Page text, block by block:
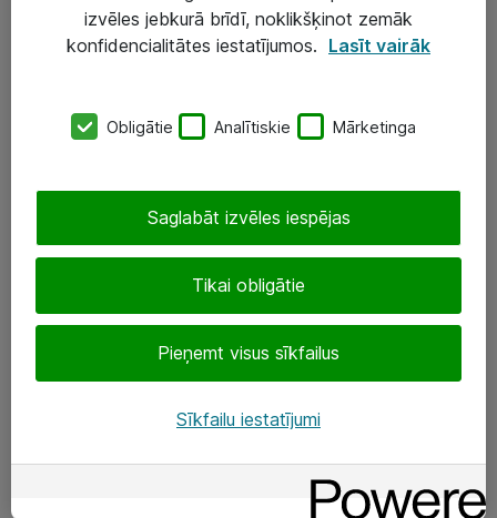
Darba vietu IT risinājumi
SIA „ATEA”
+(371) 67 81 90 50
eShop@atea.lv
Sekojiet mums
izvēles jebkurā brīdī, noklikšķinot zemāk
konfidencialitātes iestatījumos. Lasīt vairāk
Obligātie Analītiskie Mārketinga
Tikai obligātie
Pieņemt visus sīkfailus
Saglabāt izvēles iespējas
Sīkfailu iestatījumi